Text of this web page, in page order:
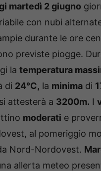
martedì 2 giugno
con nubi
durante le ore
previste piogge.
la temperatura
di 24°C, la minima di
si attesterà a 3200m. I
moderati e
al pomeriggio
Nord-Nordovest.
allerta meteo